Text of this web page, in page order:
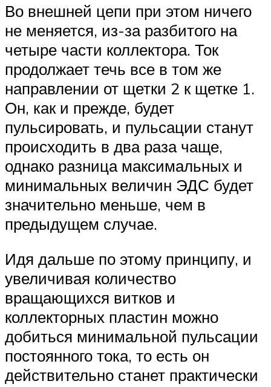
Во внешней цепи при этом ничего
не меняется, из-за разбитого на
четыре части коллектора. Ток
продолжает течь все в том же
направлении от щетки 2 к щетке 1.
Он, как и прежде, будет
пульсировать, и пульсации станут
происходить в два раза чаще,
однако разница максимальных и
минимальных величин ЭДС будет
значительно меньше, чем в
предыдущем случае.
Идя дальше по этому принципу, и
увеличивая количество
вращающихся витков и
коллекторных пластин можно
добиться минимальной пульсации
постоянного тока, то есть он
действительно станет практически